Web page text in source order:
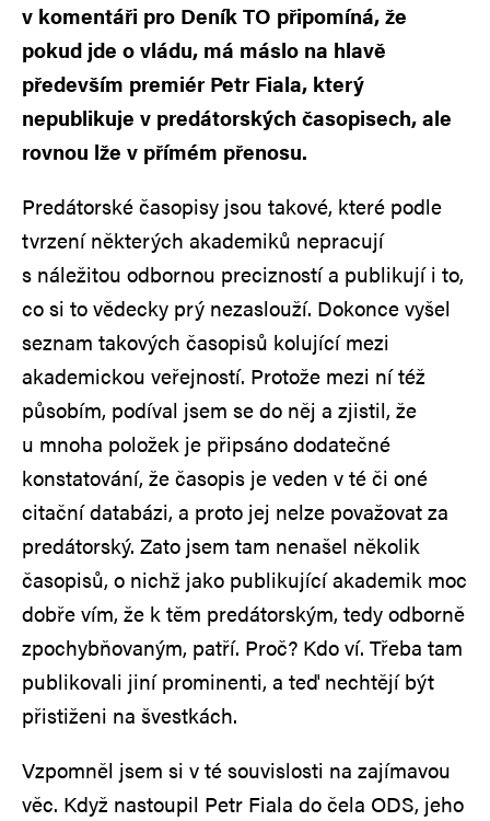
v komentáři pro Deník TO připomíná, že
pokud jde o vládu, má máslo na hlavě
především premiér Petr Fiala, který
nepublikuje v predátorských časopisech, ale
rovnou lže v přímém přenosu.
Predátorské časopisy jsou takové, které podle
tvrzení některých akademiků nepracují
s náležitou odbornou precizností a publikují i to,
co si to vědecky prý nezaslouží. Dokonce vyšel
seznam takových časopisů kolující mezi
akademickou veřejností. Protože mezi ní též
působím, podíval jsem se do něj a zjistil, že
u mnoha položek je připsáno dodatečné
konstatování, že časopis je veden v té či oné
citační databázi, a proto jej nelze považovat za
predátorský. Zato jsem tam nenašel několik
časopisů, o nichž jako publikující akademik moc
dobře vím, že k těm predátorským, tedy odborně
zpochybňovaným, patří. Proč? Kdo ví. Třeba tam
publikovali jiní prominenti, a teď nechtějí být
přistiženi na švestkách.
Vzpomněl jsem si v té souvislosti na zajímavou
věc. Když nastoupil Petr Fiala do čela ODS, jeho